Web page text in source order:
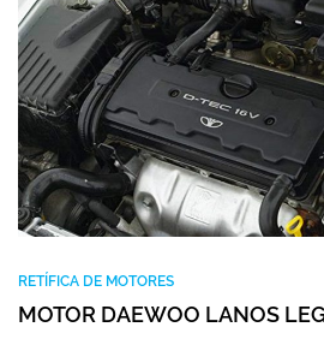
RETÍFICA DE MOTORES
MOTOR DAEWOO LANOS